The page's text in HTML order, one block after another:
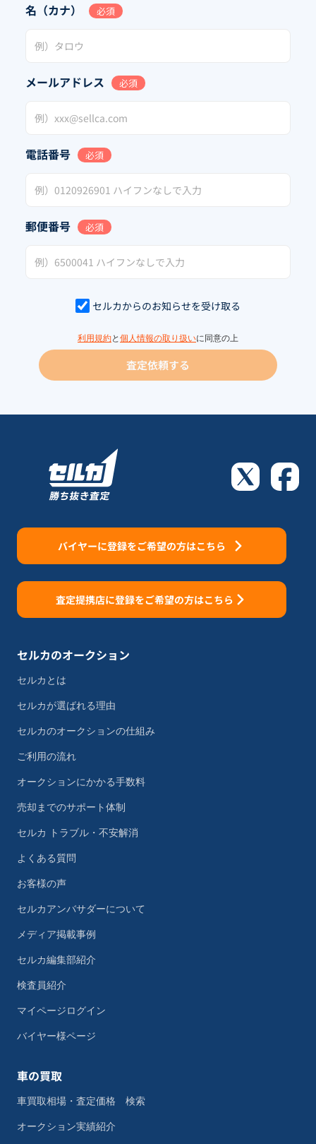
名（カナ） 必須
メールアドレス 必須
電話番号 必須
郵便番号 必須
セルカからのお知らせを受け取る
利用規約と 個人情報の取り扱いに同意の上
査定依頼する
バイヤーに登録をご希望の方はこちら
査定提携店に登録をご希望の方はこちら
セルカのオークション
セルカとは
セルカが選ばれる理由
セルカのオークションの仕組み
ご利用の流れ
オークションにかかる手数料
売却までのサポート体制
セルカ トラブル・不安解消
よくある質問
お客様の声
セルカアンバサダーについて
メディア掲載事例
セルカ編集部紹介
検査員紹介
マイページログイン
バイヤー様ページ
車の買取
車買取相場・査定価格 検索
オークション実績紹介